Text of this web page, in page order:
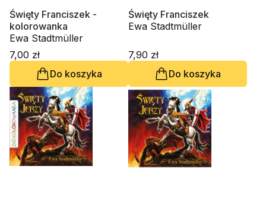
Święty Franciszek -
kolorowanka
Ewa Stadtmüller
7,00 zł
Do koszyka
Święty Franciszek
Ewa Stadtmüller
7,90 zł
Do koszyka